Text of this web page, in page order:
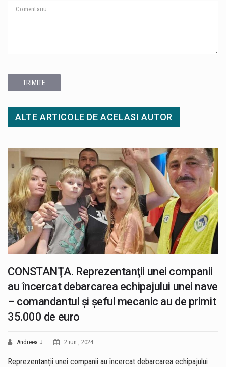
TRIMITE
ALTE ARTICOLE DE ACELASI AUTOR
CONSTANŢA. Reprezentanţii unei companii
au încercat debarcarea echipajului unei nave
– comandantul şi şeful mecanic au de primit
35.000 de euro
Andreea J 2 iun., 2024
Reprezentanții unei companii au încercat debarcarea echipajului